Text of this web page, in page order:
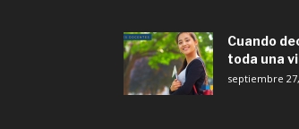
Cuando
toda una
septiembre